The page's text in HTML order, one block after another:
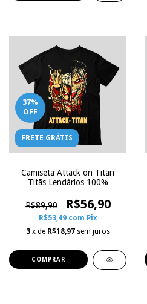
37%
OFF
FRETE GRÁTIS
Camiseta Attack on Titan
Titãs Lendários 100%
Influence
R$89,90 R$56,90
R$53,49 com Pix
3 x de R$18,97 sem juros
COMPRAR